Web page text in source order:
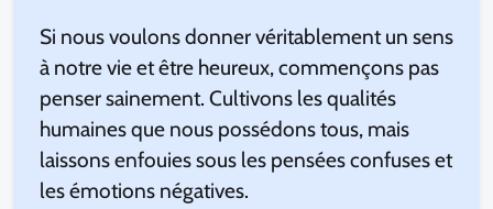
Si nous voulons donner véritablement un sens
à notre vie et être heureux, commençons pas
penser sainement. Cultivons les qualités
humaines que nous possédons tous, mais
laissons enfouies sous les pensées confuses et
les émotions négatives.